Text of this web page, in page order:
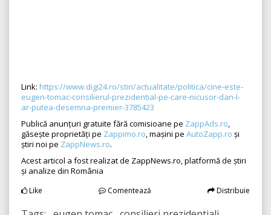
Link: https://www.digi24.ro/stiri/actualitate/politica/cine-este-
eugen-tomac-consilierul-prezidential-pe-care-nicusor-dan-l-
ar-putea-desemna-premier-3785423
Publică anunțuri gratuite fără comisioane pe ZappAds.ro,
găsește proprietăți pe Zappimo.ro, mașini pe AutoZapp.ro și
știri noi pe ZappNews.ro.
Acest articol a fost realizat de ZappNews.ro, platformă de știri
și analize din România
Like Comentează Distribuie